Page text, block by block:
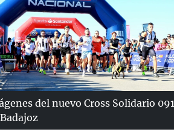
del nuevo Cross Solidario 091